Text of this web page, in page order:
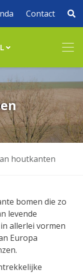
Contact
houtkanten
bomen die zo
levende
allerlei vormen
Europa